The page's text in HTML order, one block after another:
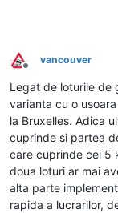
Deconectat
vancouver
Legat de loturile de
varianta cu o
la Bruxelles. Adica
cuprinde si partea
care cuprinde cei 5
doua loturi ar mai
alta parte
rapida a lucrarilor,